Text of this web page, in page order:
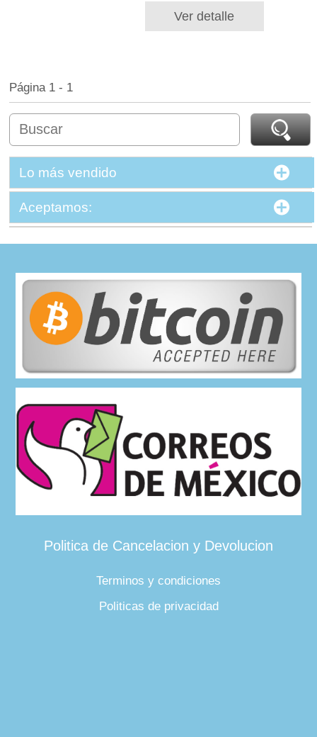
Ver detalle
Página 1 - 1
Lo más vendido
Aceptamos:
Politica de Cancelacion y Devolucion
Terminos y condiciones
Politicas de privacidad